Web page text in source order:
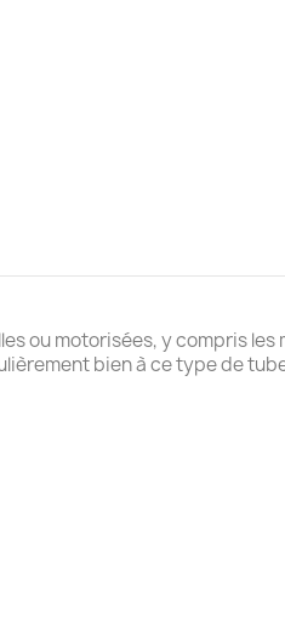
ou motorisées, y compris les
bien à ce type de